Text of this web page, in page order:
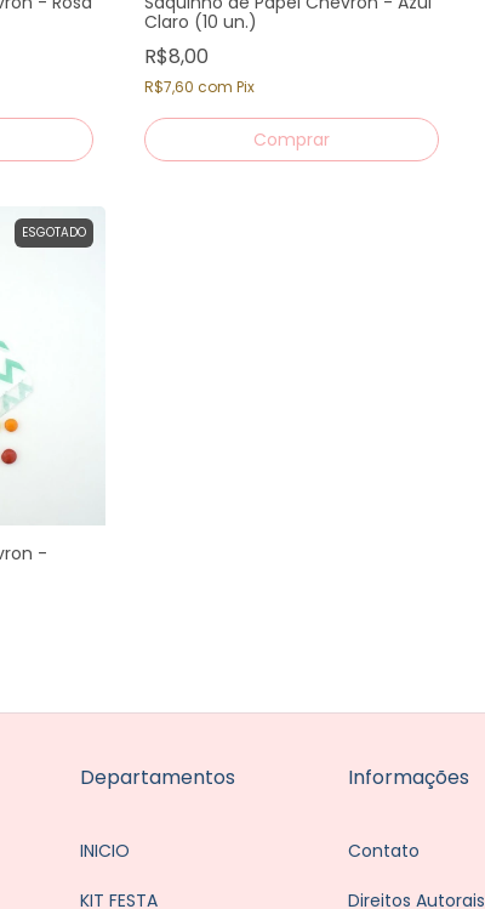
Claro (10 un.)
R$8,00
R$7,60 com Pix
ESGOTADO
-
Departamentos
INICIO
KIT FESTA
Informações
Contato
Direitos Autorais